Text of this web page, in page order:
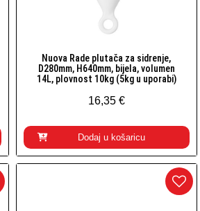
Brzi pogled
Nuova Rade plutača za sidrenje,
D280mm, H640mm, bijela, volumen
14L, plovnost 10kg (5kg u uporabi)
16,35 €
Dodaj u košaricu